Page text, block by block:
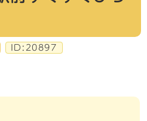
ID:20897